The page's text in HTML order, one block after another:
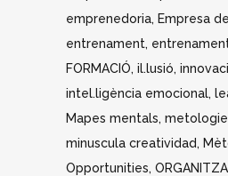
emprenedoria Empresa
entrenament
FORMACIÓ il.lusió
intel.ligència emocional
Mapes mentals
minuscula creatividad
Opportunities